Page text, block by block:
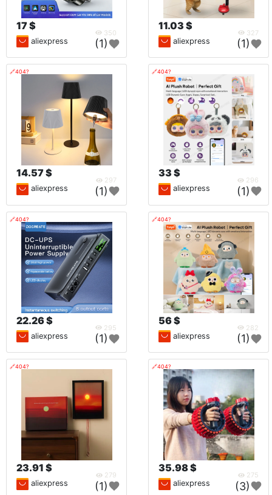
17 $
350
aliexpress (1)
11.03 $
327
aliexpress (1)
🔗404?
14.57 $
297
aliexpress (1)
🔗404?
33 $
296
aliexpress (1)
🔗404?
22.26 $
295
aliexpress (1)
🔗404?
56 $
282
aliexpress (1)
🔗404?
23.91 $
279
aliexpress (1)
🔗404?
35.98 $
275
aliexpress (3)